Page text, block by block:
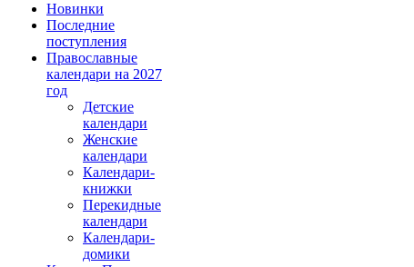
Новинки
Последние
поступления
Православные
календари на 2027
год
Детские
календари
Женские
календари
Календари-
книжки
Перекидные
календари
Календари-
домики